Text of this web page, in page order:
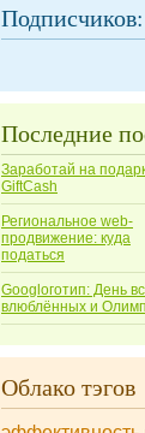
Подписчиков:
Последние
Заработай на
GiftCash
Региональное web-
продвижение: куда
податься
Googlоготип: День
влюблённых и
Облако тэгов